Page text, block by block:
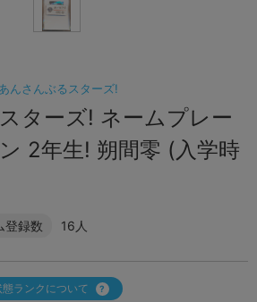
あんさんぶるスターズ!
ターズ! ネームプレー
2年生! 朔間零 (入学時
登録数 16人
態ランクについて